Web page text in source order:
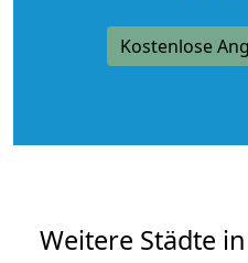
Kostenlose
Weitere Städte